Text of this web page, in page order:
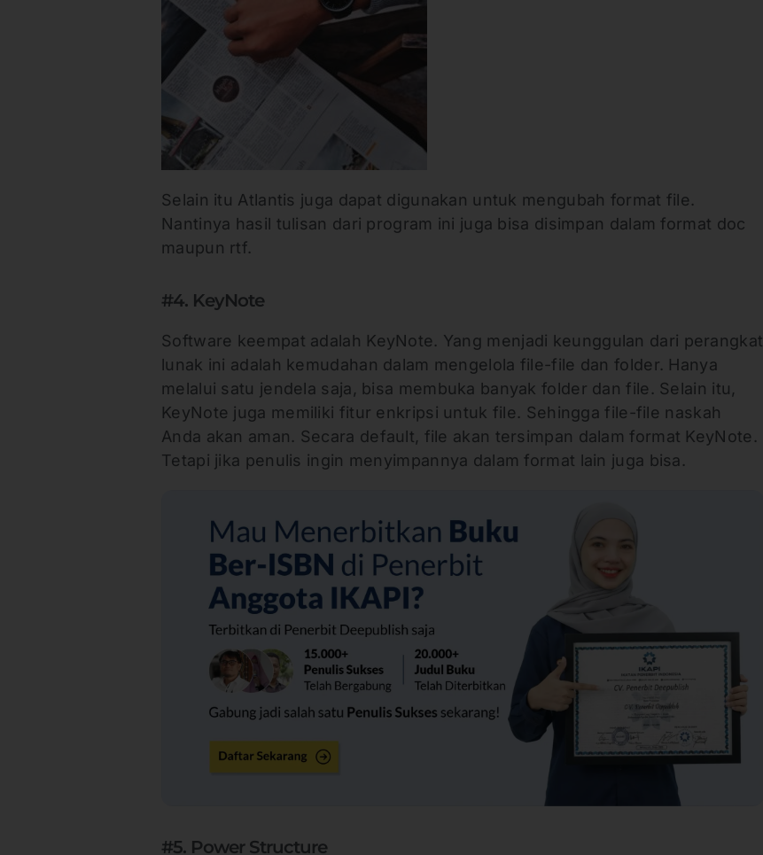
Selain itu Atlantis juga dapat digunakan untuk mengubah format file.
Nantinya hasil tulisan dari program ini juga bisa disimpan dalam format doc
maupun rtf.
#4. KeyNote
Software keempat adalah KeyNote. Yang menjadi keunggulan dari perangkat
lunak ini adalah kemudahan dalam mengelola file-file dan folder. Hanya
melalui satu jendela saja, bisa membuka banyak folder dan file. Selain itu,
KeyNote juga memiliki fitur enkripsi untuk file. Sehingga file-file naskah
Anda akan aman. Secara default, file akan tersimpan dalam format KeyNote.
Tetapi jika penulis ingin menyimpannya dalam format lain juga bisa.
#5. Power Structure